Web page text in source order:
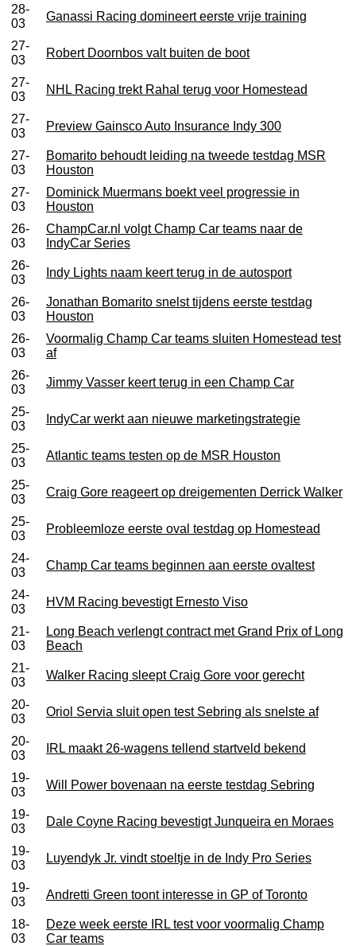
28-
03
Ganassi Racing domineert eerste vrije training
27-
03
Robert Doornbos valt buiten de boot
27-
03
NHL Racing trekt Rahal terug voor Homestead
27-
03
Preview Gainsco Auto Insurance Indy 300
27-
03
Bomarito behoudt leiding na tweede testdag MSR
Houston
27-
03
Dominick Muermans boekt veel progressie in
Houston
26-
03
ChampCar.nl volgt Champ Car teams naar de
IndyCar Series
26-
03
Indy Lights naam keert terug in de autosport
26-
03
Jonathan Bomarito snelst tijdens eerste testdag
Houston
26-
03
Voormalig Champ Car teams sluiten Homestead test
af
26-
03
Jimmy Vasser keert terug in een Champ Car
25-
03
IndyCar werkt aan nieuwe marketingstrategie
25-
03
Atlantic teams testen op de MSR Houston
25-
03
Craig Gore reageert op dreigementen Derrick Walker
25-
03
Probleemloze eerste oval testdag op Homestead
24-
03
Champ Car teams beginnen aan eerste ovaltest
24-
03
HVM Racing bevestigt Ernesto Viso
21-
03
Long Beach verlengt contract met Grand Prix of Long
Beach
21-
03
Walker Racing sleept Craig Gore voor gerecht
20-
03
Oriol Servia sluit open test Sebring als snelste af
20-
03
IRL maakt 26-wagens tellend startveld bekend
19-
03
Will Power bovenaan na eerste testdag Sebring
19-
03
Dale Coyne Racing bevestigt Junqueira en Moraes
19-
03
Luyendyk Jr. vindt stoeltje in de Indy Pro Series
19-
03
Andretti Green toont interesse in GP of Toronto
18-
03
Deze week eerste IRL test voor voormalig Champ
Car teams